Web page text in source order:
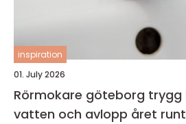
inspiration
01. July 2026
Rörmokare göteborg trygg hjälp med värme,
vatten och avlopp året runt